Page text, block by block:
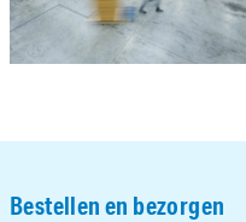
Bestellen en bezorgen